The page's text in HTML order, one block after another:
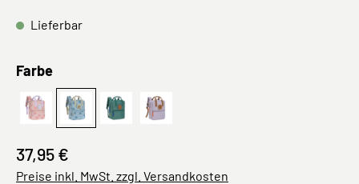
Lieferbar
Farbeauswählen
Rosa Pattern Party, Blau
dark green
lilac
37,95 €
Preise inkl. MwSt. zzgl. Versandkosten